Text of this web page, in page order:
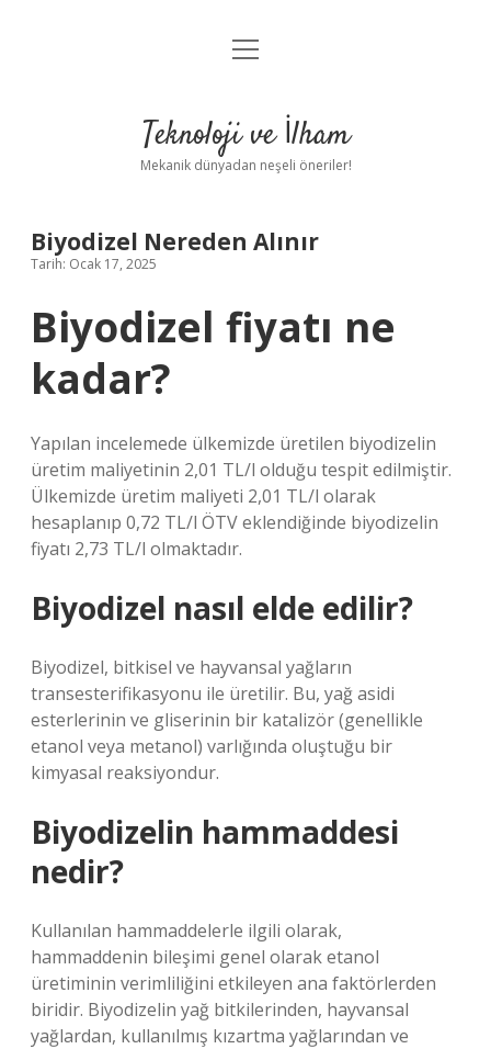
Anasayfa
Yasal Uyarı
menüyü
Teknoloji ve İlham
Mekanik dünyadan neşeli öneriler!
Biyodizel Nereden Alınır
Tarih: Ocak 17, 2025
Biyodizel fiyatı ne
kadar?
Yapılan incelemede ülkemizde üretilen biyodizelin
üretim maliyetinin 2,01 TL/l olduğu tespit edilmiştir.
Ülkemizde üretim maliyeti 2,01 TL/l olarak
hesaplanıp 0,72 TL/l ÖTV eklendiğinde biyodizelin
fiyatı 2,73 TL/l olmaktadır.
Biyodizel nasıl elde edilir?
Biyodizel, bitkisel ve hayvansal yağların
transesterifikasyonu ile üretilir. Bu, yağ asidi
esterlerinin ve gliserinin bir katalizör (genellikle
etanol veya metanol) varlığında oluştuğu bir
kimyasal reaksiyondur.
Biyodizelin hammaddesi
nedir?
Kullanılan hammaddelerle ilgili olarak,
hammaddenin bileşimi genel olarak etanol
üretiminin verimliliğini etkileyen ana faktörlerden
biridir. Biyodizelin yağ bitkilerinden, hayvansal
yağlardan, kullanılmış kızartma yağlarından ve